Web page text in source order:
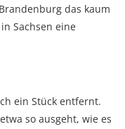
das kaum
Sachsen eine
ein Stück entfernt.
so ausgeht, wie es